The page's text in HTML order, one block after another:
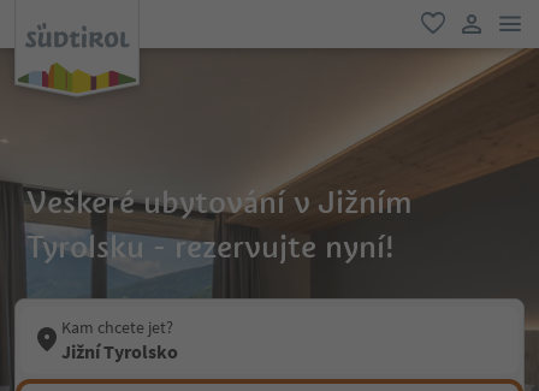
oblíbené
Veškeré ubytování v Jižním
Tyrolsku - rezervujte nyní!
Kam chcete jet?
Jižní Tyrolsko